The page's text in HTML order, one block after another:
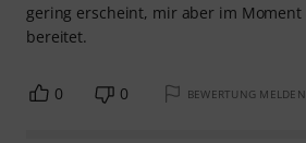
gering erscheint, mir aber im Moment
bereitet.
0 0 BEWERTUNG MELDEN